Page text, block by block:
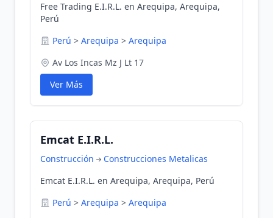
Free Trading E.I.R.L. en Arequipa, Arequipa,
Perú
Perú > Arequipa > Arequipa
Av Los Incas Mz J Lt 17
Ver Más
Emcat E.I.R.L.
Construcción
Construcciones Metalicas
Emcat E.I.R.L. en Arequipa, Arequipa, Perú
Perú > Arequipa > Arequipa